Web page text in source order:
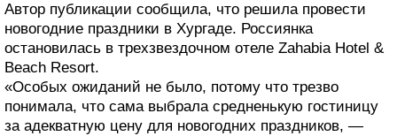
Автор публикации сообщила, что решила провести
новогодние праздники в Хургаде. Россиянка
остановилась в трехзвездочном отеле Zahabia Hotel &
Beach Resort.
«Особых ожиданий не было, потому что трезво
понимала, что сама выбрала средненькую гостиницу
за адекватную цену для новогодних праздников, —